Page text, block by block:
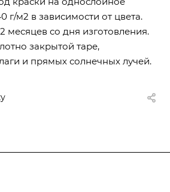
г/м2 в зависимости от цвета.
месяцев со дня изготовления.
закрытой таре,
и прямых солнечных лучей.